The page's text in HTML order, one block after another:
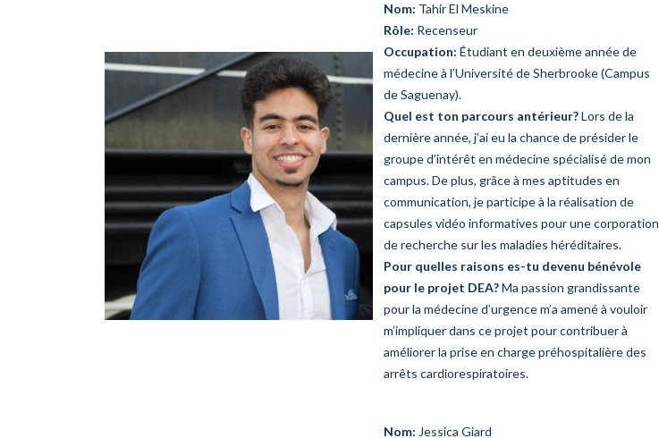
Nom: Tahir El Meskine
Rôle: Recenseur
Occupation: Étudiant en deuxième année de
médecine à l’Université de Sherbrooke (Campus
de Saguenay).
Quel est ton parcours antérieur?Lors de la
dernière année, j’ai eu la chance de présider le
groupe d’intérêt en médecine spécialisé de mon
campus. De plus, grâce à mes aptitudes en
communication, je participe à la réalisation de
capsules vidéo informatives pour une corporation
de recherche sur les maladies héréditaires.
Pour quelles raisons es-tu devenu bénévole
pour le projet DEA?Ma passion grandissante
pour la médecine d’urgence m’a amené à vouloir
m’impliquer dans ce projet pour contribuer à
améliorer la prise en charge préhospitalière des
arrêts cardiorespiratoires.
Nom: Jessica Giard